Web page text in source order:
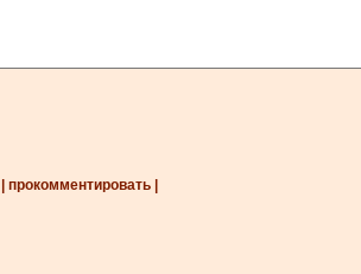
| прокомментировать |